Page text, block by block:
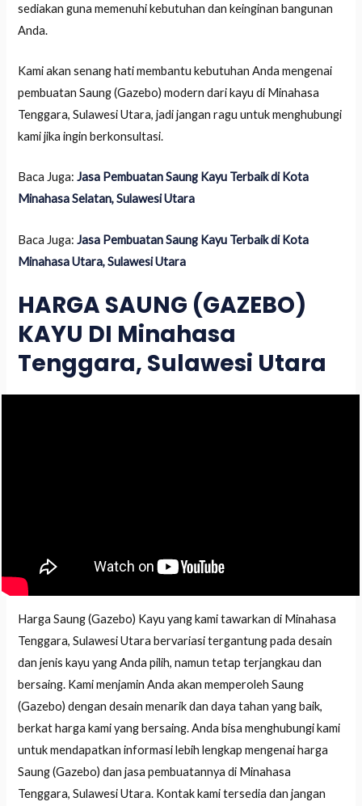
sediakan guna memenuhi kebutuhan dan keinginan bangunan
Anda.
Kami akan senang hati membantu kebutuhan Anda mengenai
pembuatan Saung (Gazebo) modern dari kayu di Minahasa
Tenggara, Sulawesi Utara, jadi jangan ragu untuk menghubungi
kami jika ingin berkonsultasi.
Baca Juga:Jasa Pembuatan Saung Kayu Terbaik di Kota
Minahasa Selatan, Sulawesi Utara
Baca Juga:Jasa Pembuatan Saung Kayu Terbaik di Kota
Minahasa Utara, Sulawesi Utara
HARGA SAUNG (GAZEBO)
KAYU DI Minahasa
Tenggara, Sulawesi Utara
Harga Saung (Gazebo) Kayu yang kami tawarkan di Minahasa
Tenggara, Sulawesi Utara bervariasi tergantung pada desain
dan jenis kayu yang Anda pilih, namun tetap terjangkau dan
bersaing. Kami menjamin Anda akan memperoleh Saung
(Gazebo) dengan desain menarik dan daya tahan yang baik,
berkat harga kami yang bersaing. Anda bisa menghubungi kami
untuk mendapatkan informasi lebih lengkap mengenai harga
Saung (Gazebo) dan jasa pembuatannya di Minahasa
Tenggara, Sulawesi Utara. Kontak kami tersedia dan jangan